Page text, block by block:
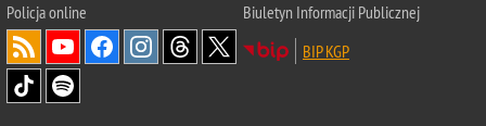
Policjaonline
Biuletyn Informacji Publicznej
BIP KGP